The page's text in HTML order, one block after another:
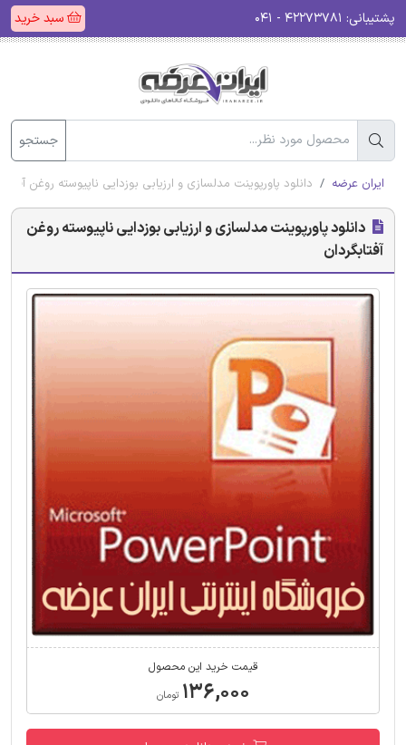
پشتیبانی: سبد خرید
جستجو
ایران عرضه دانلود پاورپوینت مدلسازی و ارزیابی بوزدایی ناپیوسته روغن
دانلود پاورپوینت مدلسازی و ارزیابی بوزدایی ناپیوسته روغن
آفتابگردان
قیمت خرید این محصول
۱۳۶,۰۰۰ تومان